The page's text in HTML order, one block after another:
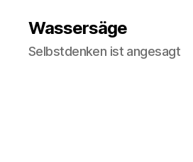
Wassersäge
Selbstdenken ist angesagt